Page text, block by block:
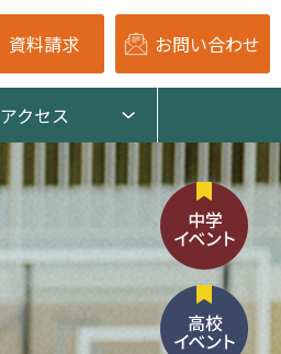
資料請求 お問い合わせ
アクセス